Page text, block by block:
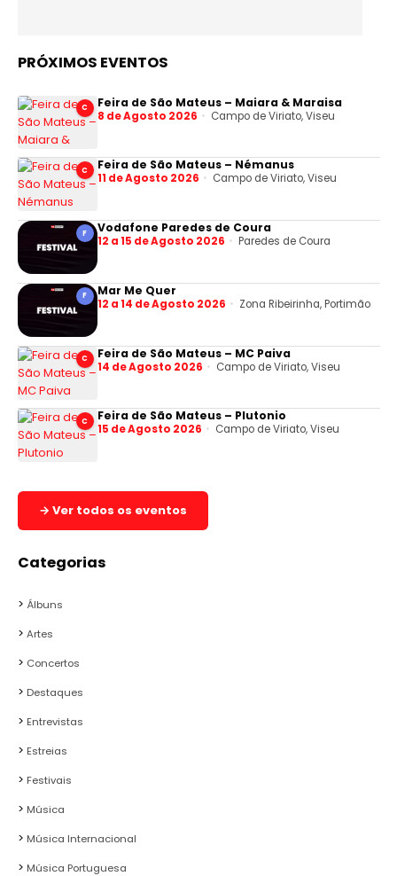
PRÓXIMOS EVENTOS
C Feira de São Mateus – Maiara & Maraisa
8 de Agosto 2026 Campo de Viriato, Viseu
C Feira de São Mateus – Némanus
11 de Agosto 2026 Campo de Viriato, Viseu
F Vodafone Paredes de Coura
12 a 15 de Agosto 2026 Paredes de Coura
F Mar Me Quer
12 a 14 de Agosto 2026 Zona Ribeirinha, Portimão
C Feira de São Mateus – MC Paiva
14 de Agosto 2026 Campo de Viriato, Viseu
C Feira de São Mateus – Plutonio
15 de Agosto 2026 Campo de Viriato, Viseu
→ Ver todos os eventos
Categorias
Álbuns
Artes
Concertos
Destaques
Entrevistas
Estreias
Festivais
Música
Música Internacional
Música Portuguesa